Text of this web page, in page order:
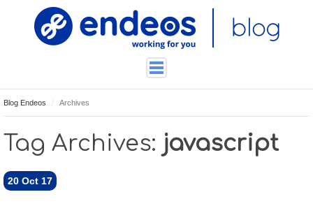
TUTORIALES
TECNOLOGÍA
Blog Endeos Archives
Tag Archives: javascript
20 Oct 17